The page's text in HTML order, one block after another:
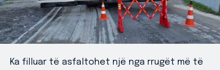
Ka filluar të asfaltohet një nga rrugët më të